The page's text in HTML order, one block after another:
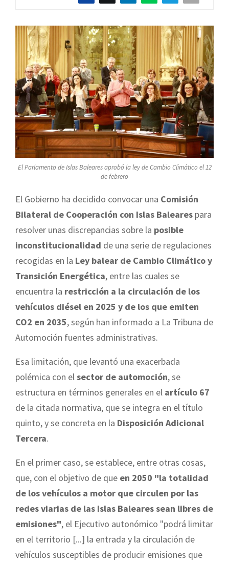
El Parlamento de Islas Baleares aprobó la ley de Cambio Climático el 12
de febrero
El Gobierno ha decidido convocar una Comisión
Bilateral de Cooperación con Islas Baleares para
resolver unas discrepancias sobre la posible
inconstitucionalidad de una serie de regulaciones
recogidas en la Ley balear de Cambio Climático y
Transición Energética, entre las cuales se
encuentra la restricción a la circulación de los
vehículos diésel en 2025 y de los que emiten
CO2 en 2035, según han informado a La Tribuna de
Automoción fuentes administrativas.
Esa limitación, que levantó una exacerbada
polémica con elsector de automoción, se
estructura en términos generales en el artículo 67
de la citada normativa, que se integra en el título
quinto, y se concreta en la Disposición Adicional
Tercera.
En el primer caso, se establece, entre otras cosas,
que, con el objetivo de que en 2050 "la totalidad
de los vehículos a motor que circulen por las
redes viarias de las Islas Baleares sean libres de
emisiones", el Ejecutivo autonómico "podrá limitar
en el territorio [...] la entrada y la circulación de
vehículos susceptibles de producir emisiones que